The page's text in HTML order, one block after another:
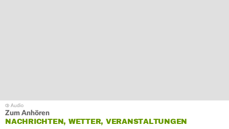
Zum Anhören
NACHRICHTEN, WETTER, VERANSTALTUNGEN